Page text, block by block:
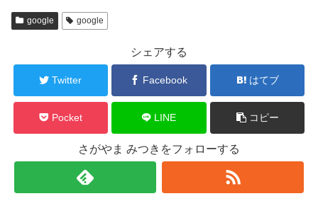
google google
シェアする
Twitter Facebook はてブ
Pocket LINE コピー
さがやま みつきをフォローする